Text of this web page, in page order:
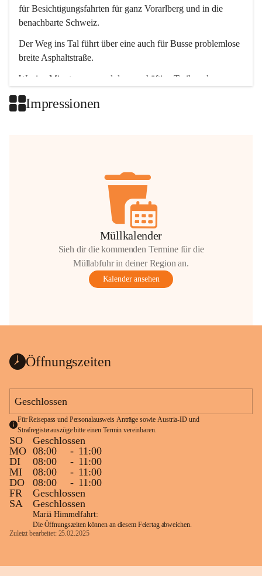
für Besichtigungsfahrten für ganz Vorarlberg und in die
benachbarte Schweiz.
Der Weg ins Tal führt über eine auch für Busse problemlose
breite Asphaltstraße.
Wenige Minuten nur, und das geschäftige Treiben der
Impressionen
Müllkalender
Sieh dir die kommenden Termine für die
Müllabfuhr in deiner Region an.
Kalender ansehen
Öffnungszeiten
Geschlossen
Für Reisepass und Personalausweis Anträge sowie Austria-ID und
Strafregisterauszüge bitte einen Termin vereinbaren.
SO
Geschlossen
MO 08:00 - 11:00
DI
08:00 - 11:00
MI
08:00 - 11:00
DO
08:00 - 11:00
FR
Geschlossen
SA
Geschlossen
Mariä Himmelfahrt:
Die Öffnungszeiten können an diesem Feiertag abweichen.
Zuletzt bearbeitet: 25.02.2025